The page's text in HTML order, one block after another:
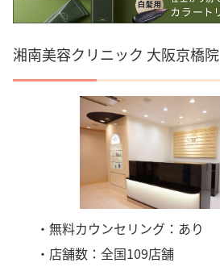
湘南美容クリニック 大阪京橋院
・無料カウンセリング：あり
・店舗数：全国109店舗